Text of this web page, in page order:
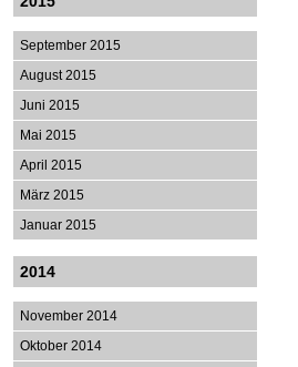
September 2015
August 2015
Juni 2015
Mai 2015
April 2015
März 2015
Januar 2015
2014
November 2014
Oktober 2014